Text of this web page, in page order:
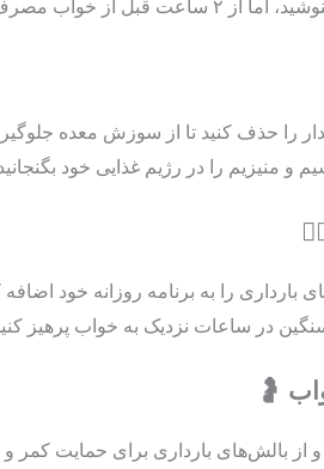
آن‌ها را کاهش دهید.
را حذف کنید تا از سوزش معده
و منیزیم را در رژیم غذایی خود
بارداری را به برنامه روزانه خود اضافه
در ساعات نزدیک به خواب پرهیز
و از بالش‌های بارداری برای حمایت کمر